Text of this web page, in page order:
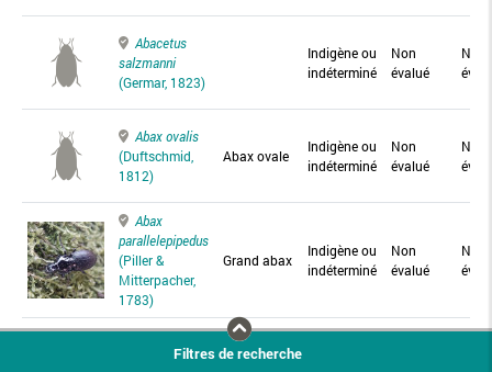
Abacetus
salzmanni
(Germar, 1823)
Indigène ou
indéterminé
Non
évalué
Non
Abax ovalis
(Duftschmid,
1812)
Abax ovale
Indigène ou
indéterminé
Non
évalué
Non
Abax
parallelepipedus
(Piller &
Mitterpacher,
1783)
Grand abax
Indigène ou
indéterminé
Non
évalué
Non
Abax
Abax
Filtres de recherche